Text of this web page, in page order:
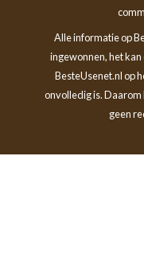
Alle informatie op
ingewonnen, het
BesteUsenet.nl op
onvolledig is. Daarom
geen